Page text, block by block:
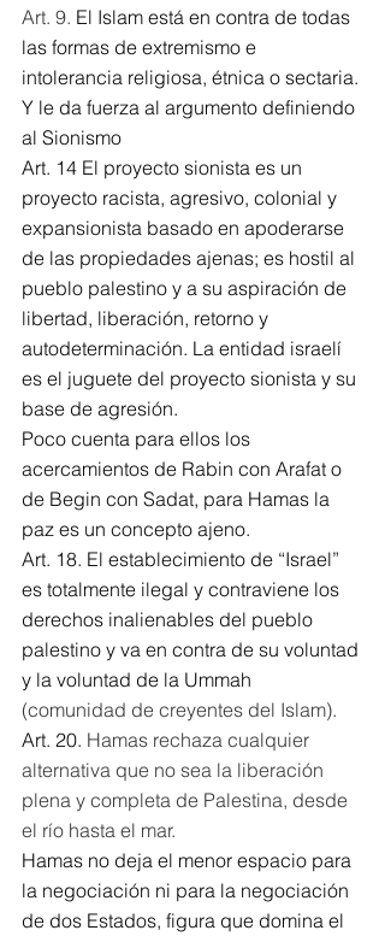
Art. 9. El Islam está en contra de todas
las formas de extremismo e
intolerancia religiosa, étnica o sectaria.
Y le da fuerza al argumento definiendo
al Sionismo
Art. 14 El proyecto sionista es un
proyecto racista, agresivo, colonial y
expansionista basado en apoderarse
de las propiedades ajenas; es hostil al
pueblo palestino y a su aspiración de
libertad, liberación, retorno y
autodeterminación. La entidad israelí
es el juguete del proyecto sionista y su
base de agresión.
Poco cuenta para ellos los
acercamientos de Rabin con Arafat o
de Begin con Sadat, para Hamas la
paz es un concepto ajeno.
Art. 18. El establecimiento de “Israel”
es totalmente ilegal y contraviene los
derechos inalienables del pueblo
palestino y va en contra de su voluntad
y la voluntad de la Ummah
(comunidad de creyentes del Islam).
Art. 20. Hamas rechaza cualquier
alternativa que no sea la liberación
plena y completa de Palestina, desde
el río hasta el mar.
Hamas no deja el menor espacio para
la negociación ni para la negociación
de dos Estados, figura que domina el